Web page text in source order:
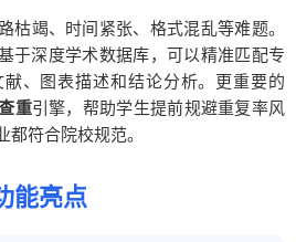
枯竭、时间紧张、格式混乱等难题。
于深度学术数据库，可以精准匹配专
、图表描述和结论分析。更重要的
重引擎，帮助学生提前规避重复率风
都符合院校规范。
能亮点